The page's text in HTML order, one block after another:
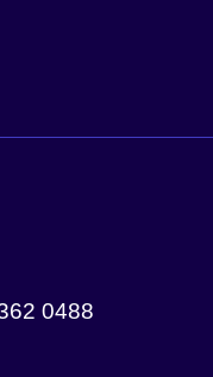
0488